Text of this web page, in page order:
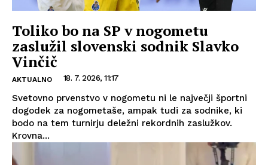
Toliko bo na SP v nogometu
zaslužil slovenski sodnik Slavko
Vinčič
AKTUALNO 18. 7. 2026, 11:17
Svetovno prvenstvo v nogometu ni le največji športni
dogodek za nogometaše, ampak tudi za sodnike, ki
bodo na tem turnirju deležni rekordnih zaslužkov.
Krovna...